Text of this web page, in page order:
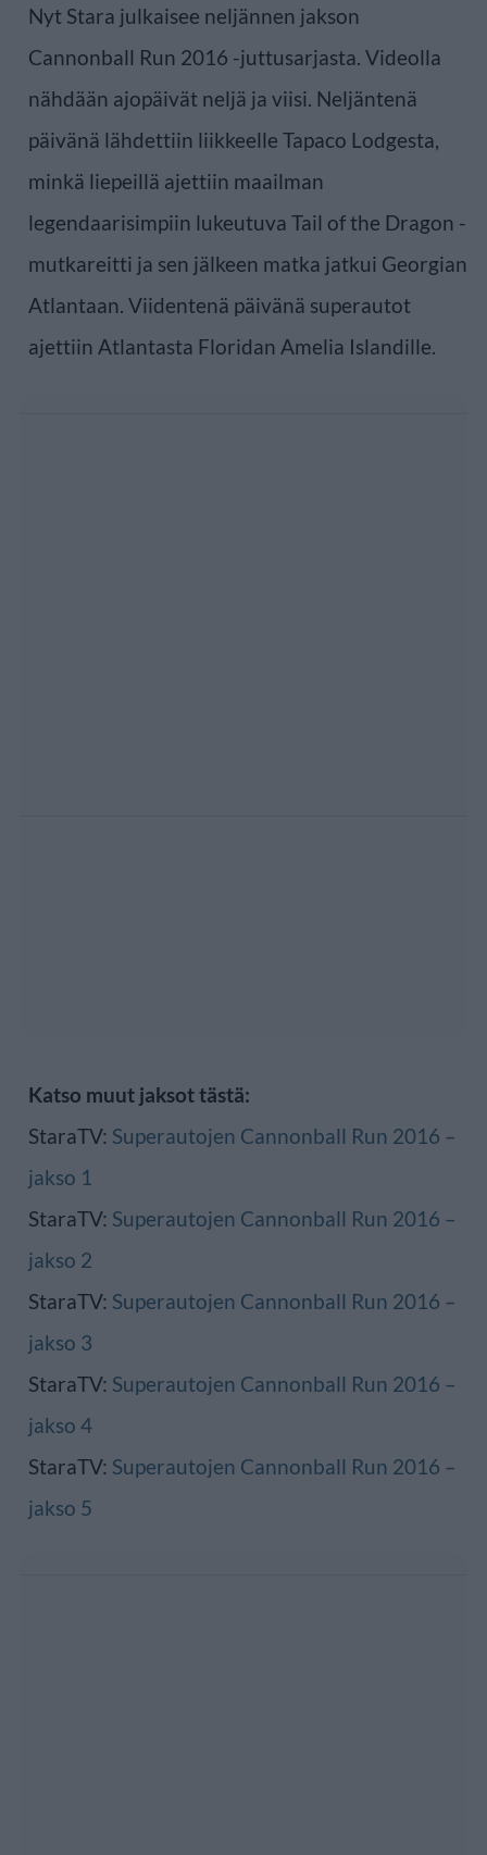
Nyt Stara julkaisee neljännen jakson
Cannonball Run 2016 -juttusarjasta. Videolla
nähdään ajopäivät neljä ja viisi. Neljäntenä
päivänä lähdettiin liikkeelle Tapaco Lodgesta,
minkä liepeillä ajettiin maailman
legendaarisimpiin lukeutuva Tail of the Dragon -
mutkareitti ja sen jälkeen matka jatkui Georgian
Atlantaan. Viidentenä päivänä superautot
ajettiin Atlantasta Floridan Amelia Islandille.
Katso muut jaksot tästä:
StaraTV: Superautojen Cannonball Run 2016 –
jakso 1
StaraTV: Superautojen Cannonball Run 2016 –
jakso 2
StaraTV: Superautojen Cannonball Run 2016 –
jakso 3
StaraTV: Superautojen Cannonball Run 2016 –
jakso 4
StaraTV: Superautojen Cannonball Run 2016 –
jakso 5